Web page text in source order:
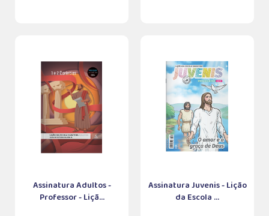
Assinatura Adultos -
Professor - Liçã...
Assinatura Juvenis - Lição
da Escola ...